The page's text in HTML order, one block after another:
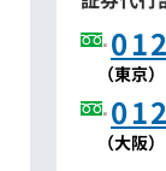
（東京）
（大阪）